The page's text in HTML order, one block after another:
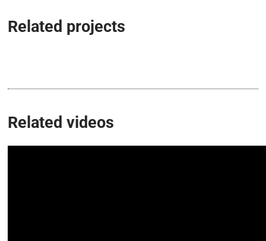
Related projects
Related videos